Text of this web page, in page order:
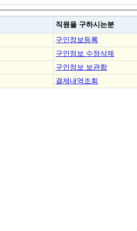
직원을 구하시는분
구인정보등록
구인정보 수정삭제
구인정보 보관함
결제내역조회